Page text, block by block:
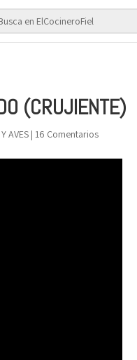
(CRUJIENTE)
AVES | 16 Comentarios